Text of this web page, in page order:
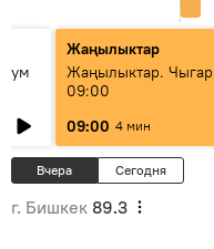
Жаңылыктар
Жаңылыктар.
09:00
09:00 4 мин
Вчера Сегодня
г. Бишкек 89.3